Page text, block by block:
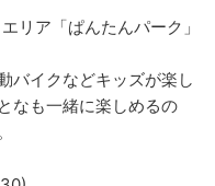
リア「ぱんたんパーク」
バイクなどキッズが楽し
なも一緒に楽しめるの